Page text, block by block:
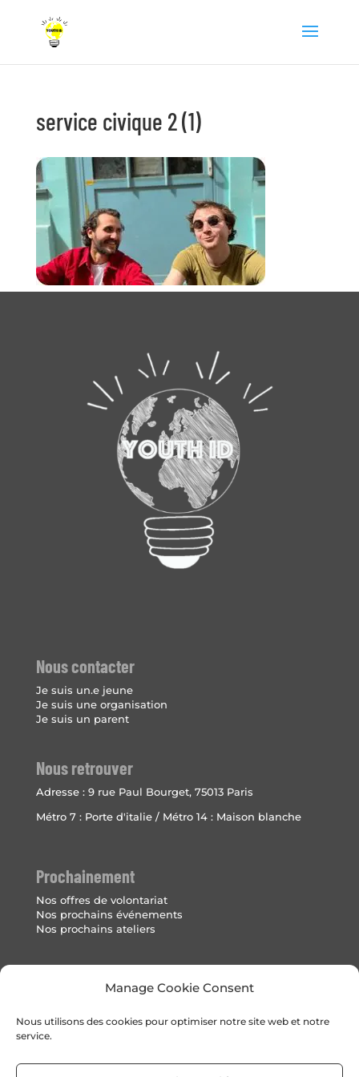
Manage Cookie Consent
Nous utilisons des cookies pour optimiser notre site web et notre
service.
service civique 2 (1)
Nous contacter
Je suis un.e jeune
Je suis une organisation
Je suis un parent
Nous retrouver
Adresse : 9 rue Paul Bourget, 75013 Paris
Métro 7 : Porte d'italie / Métro 14 : Maison blanche
Prochainement
Nos offres de volontariat
Nos prochains événements
Nos prochains ateliers
Politique de cookies (UE)